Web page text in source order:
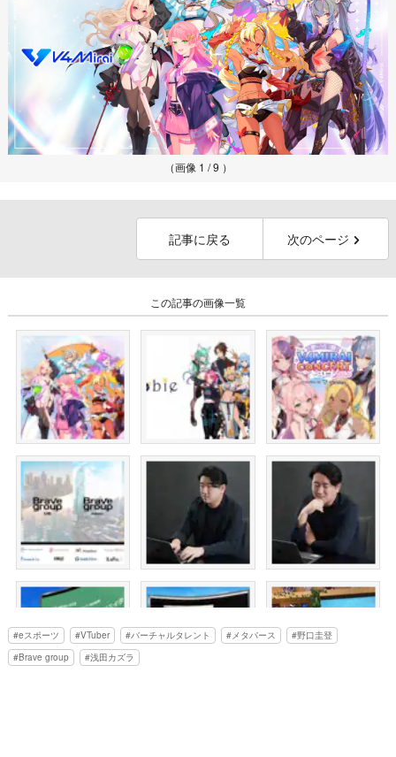
（画像 1 / 9 ）
記事に戻る 次のページ
この記事の画像一覧
eスポーツ VTuber バーチャルタレント メタバース
野口圭登
Brave group
浅田カズラ